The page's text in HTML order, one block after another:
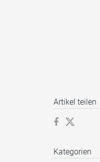
Artikel teilen
Kategorien